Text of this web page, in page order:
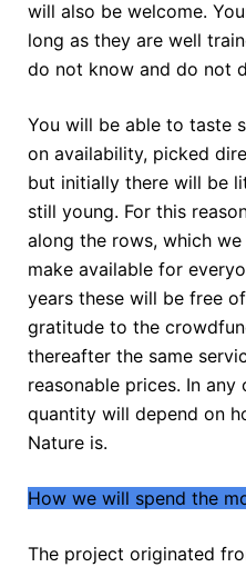
will also be welcome.
long as they are well
do not know and do not
You will be able to taste
on availability, picked
but initially there will be
still young. For this
along the rows, which
make available for
years these will be free
gratitude to the
thereafter the same
reasonable prices. In any
quantity will depend on
Nature is.
How we will spend the
The project originated